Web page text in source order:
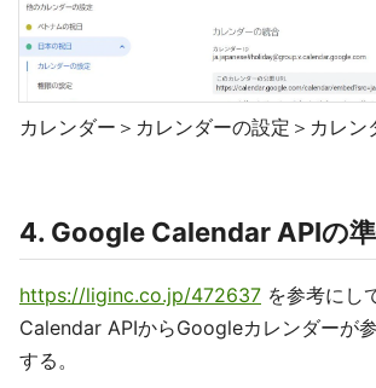
カレンダー＞カレンダーの設定＞カレン
4. Google Calendar APIの
https://liginc.co.jp/472637 を参考にし
Calendar APIからGoogleカレンダーが
する。